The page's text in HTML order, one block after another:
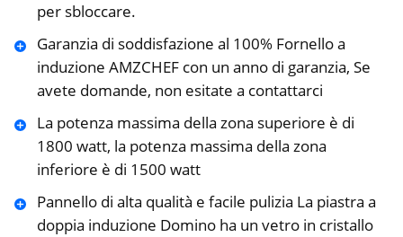
per sbloccare.
Garanzia di soddisfazione al 100% Fornello a
induzione AMZCHEF con un anno di garanzia, Se
avete domande, non esitate a contattarci
La potenza massima della zona superiore è di
1800 watt, la potenza massima della zona
inferiore è di 1500 watt
Pannello di alta qualità e facile pulizia La piastra a
doppia induzione Domino ha un vetro in cristallo